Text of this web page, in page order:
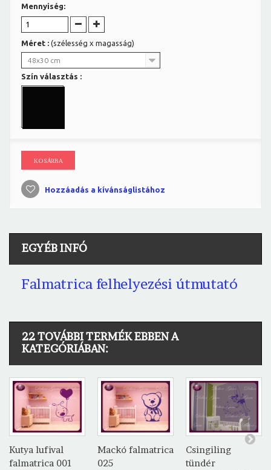
Mennyiség:
Méret : (szélesség x magasság)
48x30 cm
Szín választás :
KOSÁRBA
Hozzáadás a kívánságlistához
EGYÉB INFÓ
Falmatrica felhelyezési útmutató
22 TOVÁBBI TERMÉK EBBEN A
KATEGÓRIÁBAN:
Kutya lufival
falmatrica 001
Mackó falmatrica
025
Csingiling
tündér